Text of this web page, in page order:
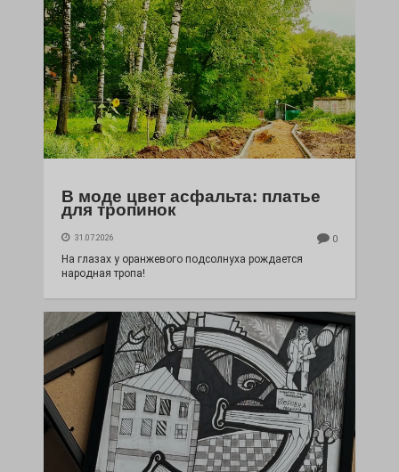
В моде цвет асфальта: платье
для тропинок
31.07.2026 0
На глазах у оранжевого подсолнуха рождается
народная тропа!